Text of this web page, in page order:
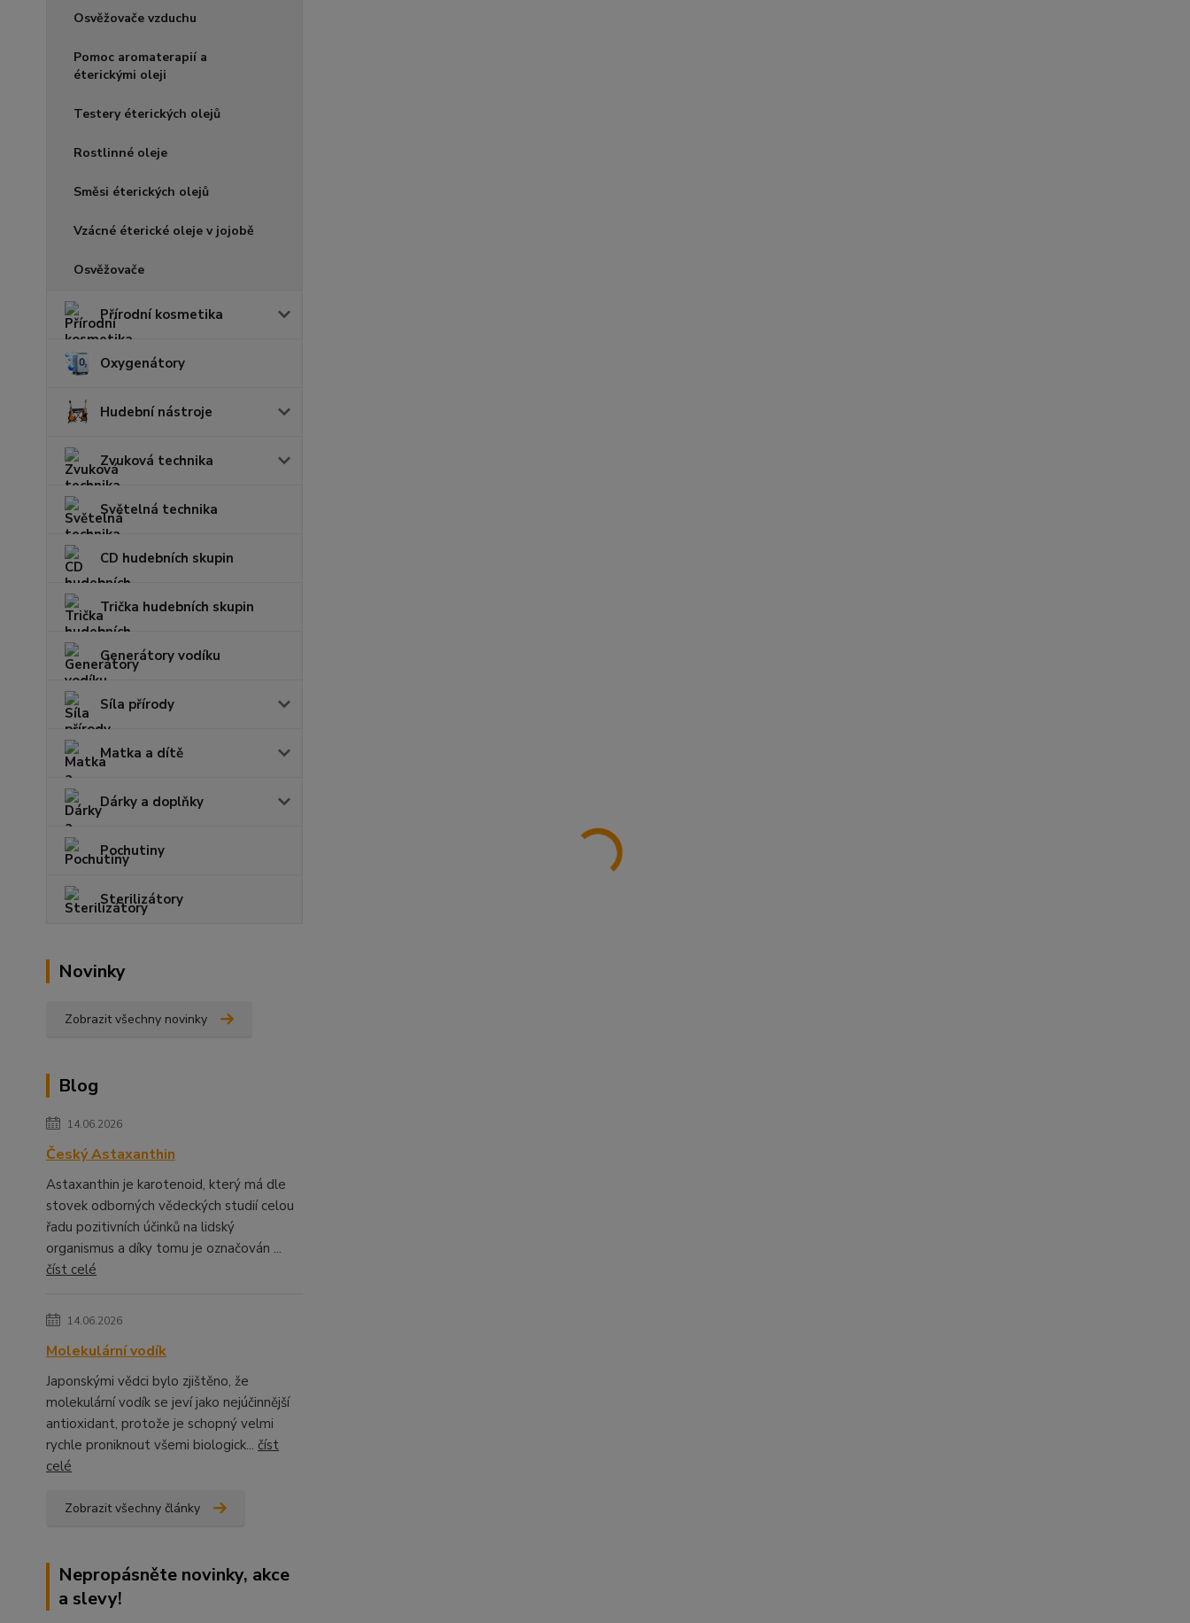
Osvěžovače vzduchu
Pomoc aromaterapií a
éterickými oleji
Testery éterických olejů
Rostlinné oleje
Směsi éterických olejů
Vzácné éterické oleje v jojobě
Osvěžovače
Přírodní kosmetika
Oxygenátory
Hudební nástroje
Zvuková technika
Světelná technika
CD hudebních skupin
Trička hudebních skupin
Generátory vodíku
Síla přírody
Matka a dítě
Dárky a doplňky
Pochutiny
Sterilizátory
Novinky
Zobrazit všechny novinky
Blog
14.06.2026
Český Astaxanthin
Astaxanthin je karotenoid, který má dle
stovek odborných vědeckých studií celou
řadu pozitivních účinků na lidský
organismus a díky tomu je označován ...
číst celé
14.06.2026
Molekulární vodík
Japonskými vědci bylo zjištěno, že
molekulární vodík se jeví jako nejúčinnější
antioxidant, protože je schopný velmi
rychle proniknout všemi biologick... číst
celé
Zobrazit všechny články
Nepropásněte novinky, akce
a slevy!